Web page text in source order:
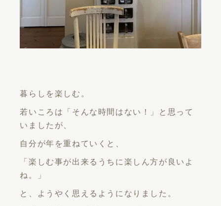
暮らしを楽しむ。
若いころは「そんな時間はない！」と思って
いましたが、
自分が年を重ねていくと、
「楽しむ事が出来るうちに楽しん方が良いよ
ね。」
と、ようやく思えるようになりました。